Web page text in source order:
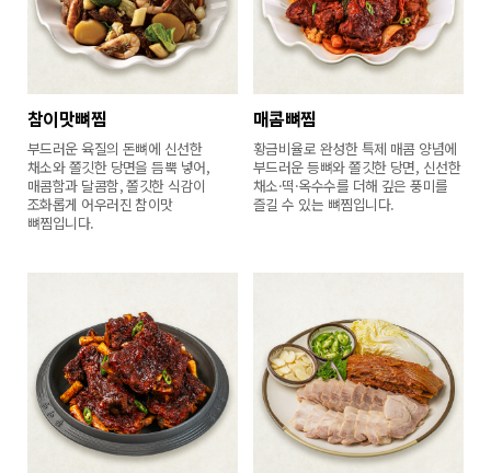
참이맛뼈찜
부드러운 육질의 돈뼈에 신선한
채소와 쫄깃한 당면을 듬뿍 넣어,
매콤함과 달콤함, 쫄깃한 식감이
조화롭게 어우러진 참이맛
뼈찜입니다.
매콤뼈찜
황금비율로 완성한 특제 매콤 양념에
부드러운 등뼈와 쫄깃한 당면, 신선한
채소·떡·옥수수를 더해 깊은 풍미를
즐길 수 있는 뼈찜입니다.